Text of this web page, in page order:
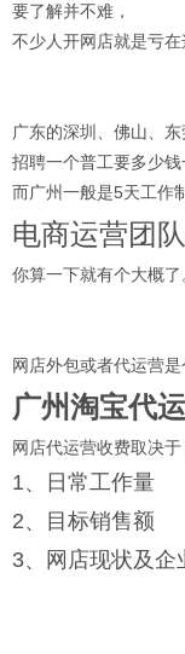
要了解并不难，
不少人开网店就是亏在
广东的深圳、佛山、东
招聘一个普工要多少钱
而广州一般是5天工作
电商运营团
你算一下就有个大概了
网店外包或者代运营是
广州淘宝代
网店代运营收费取决于
1、日常工作量
2、目标销售额
3、网店现状及企